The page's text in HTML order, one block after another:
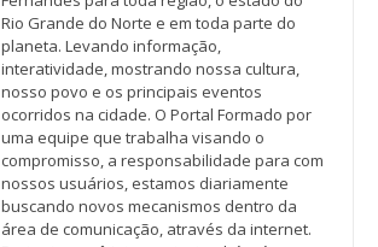
Rio Grande do Norte e em toda parte do
planeta. Levando informação,
interatividade, mostrando nossa cultura,
nosso povo e os principais eventos
ocorridos na cidade. O Portal Formado por
uma equipe que trabalha visando o
compromisso, a responsabilidade para com
nossos usuários, estamos diariamente
buscando novos mecanismos dentro da
área de comunicação, através da internet.